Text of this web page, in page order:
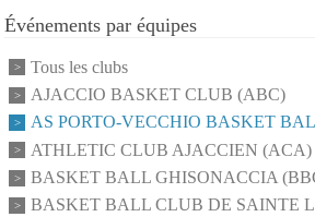
Événements par équipes
Tous les clubs
AJACCIO BASKET CLUB (ABC)
AS PORTO-VECCHIO BASKET
ATHLETIC CLUB AJACCIEN (ACA)
BASKET BALL GHISONACCIA
BASKET BALL CLUB DE SAINTE